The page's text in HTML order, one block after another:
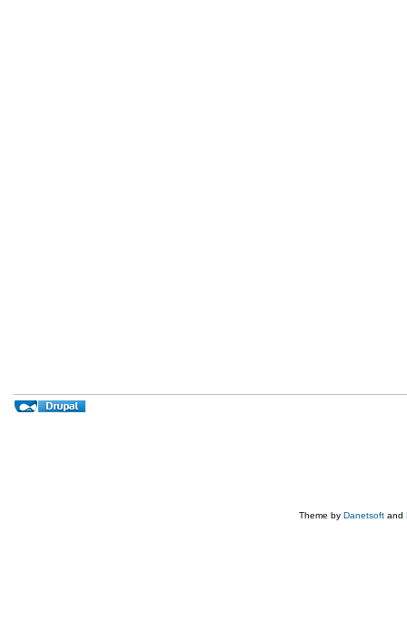
Theme by Danetsoft and